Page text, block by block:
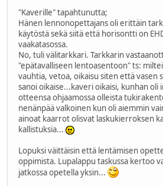
"Kaverille" tapahtunutta;
Hänen lennonopettajans oli erittäin
käytöstä sekä siitä että horisontti on
vaakatasossa.
No, tuli välitarkkari. Tarkkarin
"epätavalliseen lentoasentoon" ts:
vauhtia, vetoa, oikaisu siten että vasen
sanoi oikaise...kaveri oikaisi, kunhan
otteensa ohjaamossa olleista
nenänpää valkoinen kun oli aiemmin
ainoat kaarrot olisvat laskukierroksen
kallistuksia...
Lopuksi väittäisin että lentämisen
oppimista. Lupalappu taskussa kertoo
jatkossa opetella yksin...